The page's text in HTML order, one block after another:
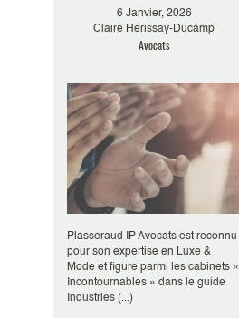
6 Janvier, 2026
Claire Herissay-Ducamp
Avocats
Plasseraud IP Avocats est reconnu
pour son expertise en Luxe &
Mode et figure parmi les cabinets «
Incontournables » dans le guide
Industries (...)